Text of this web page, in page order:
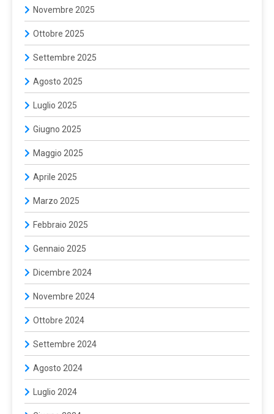
Novembre 2025
Ottobre 2025
Settembre 2025
Agosto 2025
Luglio 2025
Giugno 2025
Maggio 2025
Aprile 2025
Marzo 2025
Febbraio 2025
Gennaio 2025
Dicembre 2024
Novembre 2024
Ottobre 2024
Settembre 2024
Agosto 2024
Luglio 2024